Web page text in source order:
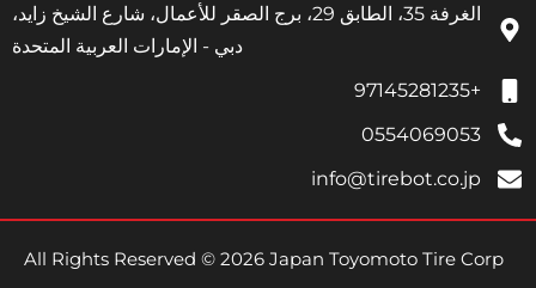
الغرفة 35، الطابق 29، برج الصقر للأعمال، شارع الشيخ زايد،
دبي - الإمارات العربية المتحدة
+97145281235
0554069053
info@tirebot.co.jp
All Rights Reserved © 2026 Japan Toyomoto Tire Corp